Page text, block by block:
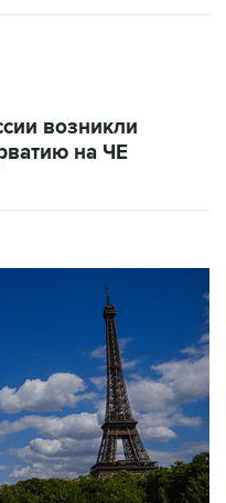
возникли
на ЧЕ